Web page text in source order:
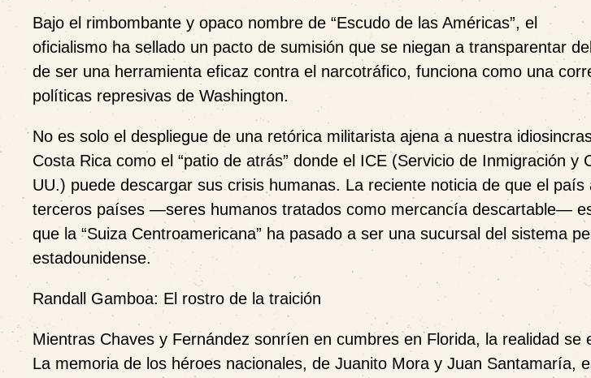
Bajo el rimbombante y opaco nombre de “Escudo de las Américas”, el
oficialismo ha sellado un pacto de sumisión que se niegan a transparentar
de ser una herramienta eficaz contra el narcotráfico, funciona como una
políticas represivas de Washington.
No es solo el despliegue de una retórica militarista ajena a nuestra
Costa Rica como el “patio de atrás” donde el ICE (Servicio de Inmigración y
UU.) puede descargar sus crisis humanas. La reciente noticia de que el
terceros países —seres humanos tratados como mercancía descartable—
que la “Suiza Centroamericana” ha pasado a ser una sucursal del sistema
estadounidense.
Randall Gamboa: El rostro de la traición
Mientras Chaves y Fernández sonríen en cumbres en Florida, la realidad se
La memoria de los héroes nacionales, de Juanito Mora y Juan Santamaría,